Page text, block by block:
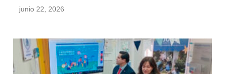
junio 22, 2026